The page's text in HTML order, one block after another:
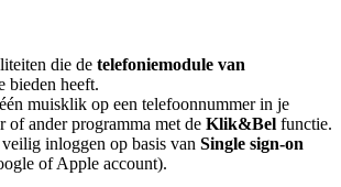
die de telefoniemodule van
bieden heeft.
muisklik op een telefoonnummer in je
of ander programma met de Klik&Bel functie.
inloggen op basis van Single sign-on
of Apple account).